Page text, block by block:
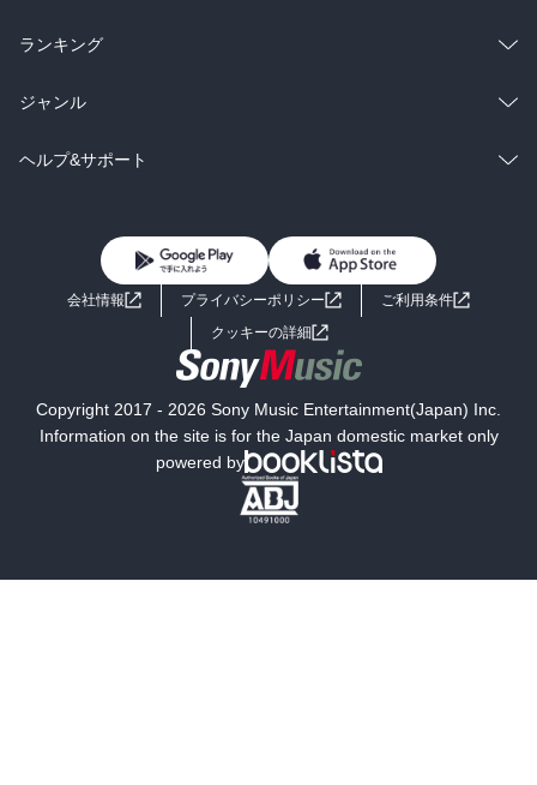
雑誌・グラビア
BL・TL
ラノベ
雑誌・グラビア
BL・TL
総合
ラノベ
雑誌・グラビア
ランキング
総合
ラノベ
ジャンル
コミック
ライトノベル 男子向けラノベ
小説
海外小説
ミステリー SF
文学
ヘルプ&サポート
よくあるご質問 お問い合わせ
会社情報 プライバシーポリシー
ご利用条件
クッキーの詳細
Copyright 2017 - 2026 Sony Music Entertainment(Japan) Inc.
Information on the site is for the Japan domestic market only
powered by